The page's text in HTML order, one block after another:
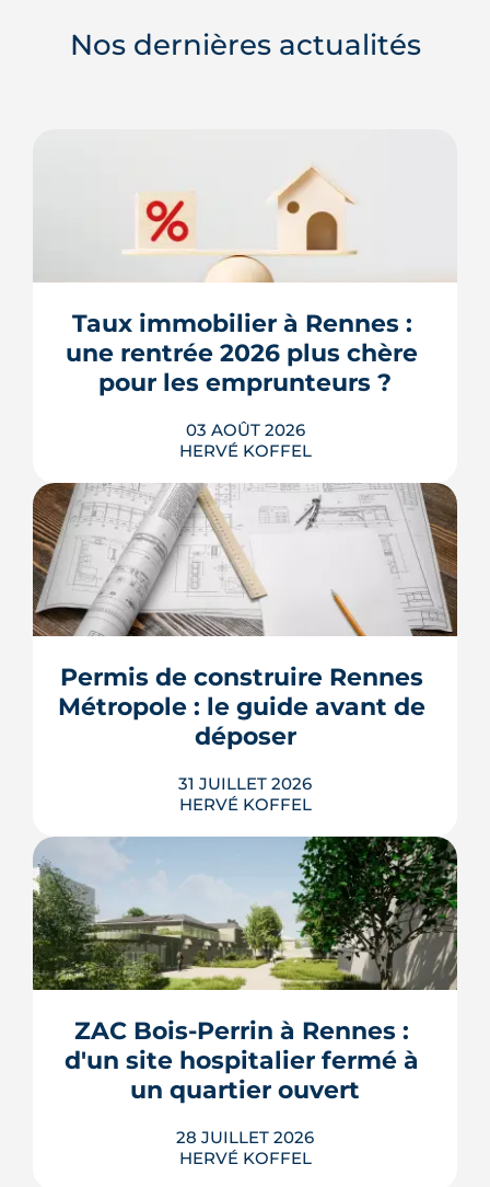
Nos dernières actualités
Taux immobilier à Rennes :
une rentrée 2026 plus chère
pour les emprunteurs ?
03 AOÛT 2026
HERVÉ KOFFEL
Les taux de crédit se sont stabilisés cet
été, mais au-dessus de leur niveau du
printemps. À Rennes, la hausse des prix
resserrent le budget des acheteurs à la
rentrée 2026.
LIRE L'ARTICLE
Permis de construire Rennes
Métropole : le guide avant de
déposer
31 JUILLET 2026
HERVÉ KOFFEL
Construire, agrandir ou surélever à
Rennes Métropole ne s'improvise pas :
entre seuils de surface, PLUi des 43
communes et secteurs patrimoniaux, le
premier coup de crayon. Ce guide
passe en revue les cas où le permis
s'impose, le dépôt en ligne et les délai...
LIRE L'ARTICLE
ZAC Bois-Perrin à Rennes :
d'un site hospitalier fermé à
un quartier ouvert
28 JUILLET 2026
HERVÉ KOFFEL